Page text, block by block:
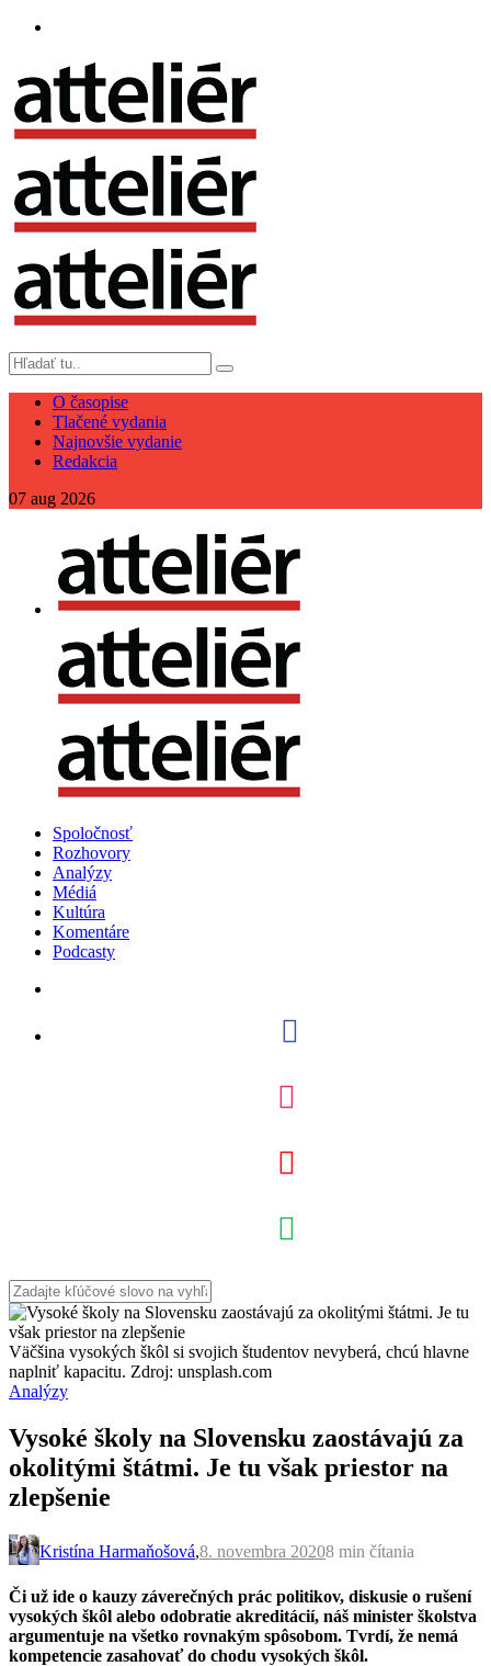
O časopise
Tlačené vydania
Najnovšie vydanie
Redakcia
07 aug 2026
Spoločnosť
Rozhovory
Analýzy
Médiá
Kultúra
Komentáre
Podcasty
Väčšina vysokých škôl si svojich študentov nevyberá, chcú hlavne
naplniť kapacitu. Zdroj: unsplash.com
Analýzy
Vysoké školy na Slovensku zaostávajú za
okolitými štátmi. Je tu však priestor na
zlepšenie
Kristína Harmaňošová,8. novembra 20208 min čítania
Či už ide o kauzy záverečných prác politikov, diskusie o rušení
vysokých škôl alebo odobratie akreditácií, náš minister školstva
argumentuje na všetko rovnakým spôsobom. Tvrdí, že nemá
kompetencie zasahovať do chodu vysokých škôl.